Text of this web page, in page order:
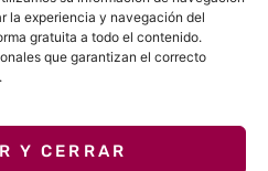
la experiencia y navegación del
gratuita a todo el contenido.
que garantizan el correcto
Y CERRAR
Valladolid?